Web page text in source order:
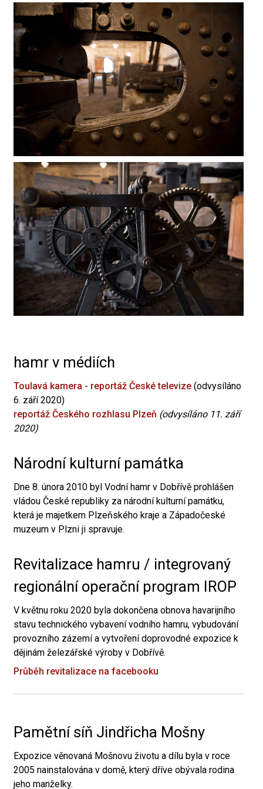
hamr v médiích
Toulavá kamera - reportáž České televize (odvysíláno
6. září 2020)
reportáž Českého rozhlasu Plzeň (odvysíláno 11. září
2020)
Národní kulturní památka
Dne 8. února 2010 byl Vodní hamr v Dobřívě prohlášen
vládou České republiky za národní kulturní památku,
která je majetkem Plzeňského kraje a Západočeské
muzeum v Plzni ji spravuje.
Revitalizace hamru / integrovaný
regionální operační program IROP
V květnu roku 2020 byla dokončena obnova havarijního
stavu technického vybavení vodního hamru, vybudování
provozního zázemí a vytvoření doprovodné expozice k
dějinám železářské výroby v Dobřívě.
Průběh revitalizace na facebooku
Pamětní síň Jindřicha Mošny
Expozice věnovaná Mošnovu životu a dílu byla v roce
2005 nainstalována v domě, který dříve obývala rodina
jeho manželky.